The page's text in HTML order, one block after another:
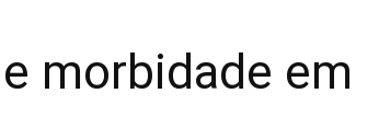
morbidade em